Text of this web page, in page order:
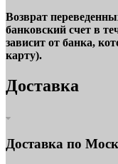
Возврат
банковский счет в
зависит от банка,
карту).
Доставка
Доставка по